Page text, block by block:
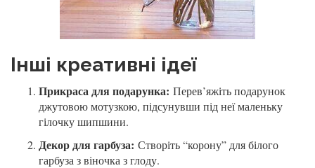
Інші креативні ідеї
Прикраса для подарунка: Перев’яжіть подарунок
джутовою мотузкою, підсунувши під неї маленьку
гілочку шипшини.
Декор для гарбуза: Створіть “корону” для білого
гарбуза з віночка з глоду.